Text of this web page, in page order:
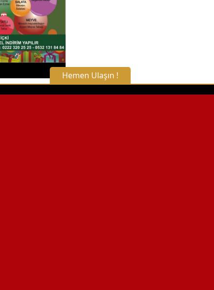
Hemen Ulaşın !
X Kapat